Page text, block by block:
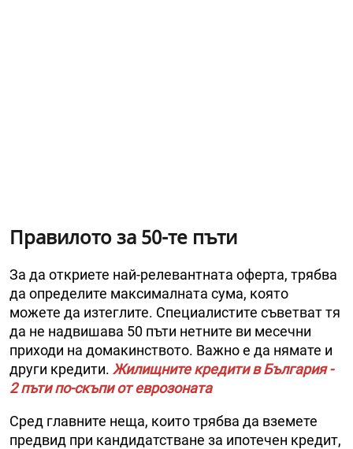
Правилото за 50-те пъти
За да откриете най-релевантната оферта, трябва
да определите максималната сума, която
можете да изтеглите. Специалистите съветват тя
да не надвишава 50 пъти нетните ви месечни
приходи на домакинството. Важно е да нямате и
други кредити. Жилищните кредити в България -
2 пъти по-скъпи от еврозоната
Сред главните неща, които трябва да вземете
предвид при кандидатстване за ипотечен кредит,